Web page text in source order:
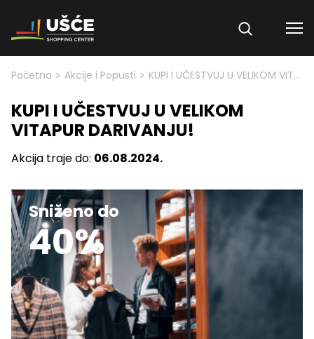
Skip to content
Početna > Akcije i Popusti > KUPI I UČESTVUJ U VELIKOM VITAPUR DARIVANJU!
KUPI I UČESTVUJ U VELIKOM
VITAPUR DARIVANJU!
Akcija traje do: 06.08.2024.
Sniženo do
40%